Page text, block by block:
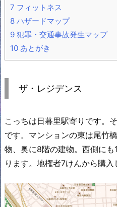
7 フィットネス
8 ハザードマップ
9 犯罪・交通事故発生マップ
10 あとがき
ザ・レジデンス
こっちは日暮里駅寄りです。
です。マンションの東は尾竹
物、奥に8階の建物。西側に
ります。地権者7けんから購入